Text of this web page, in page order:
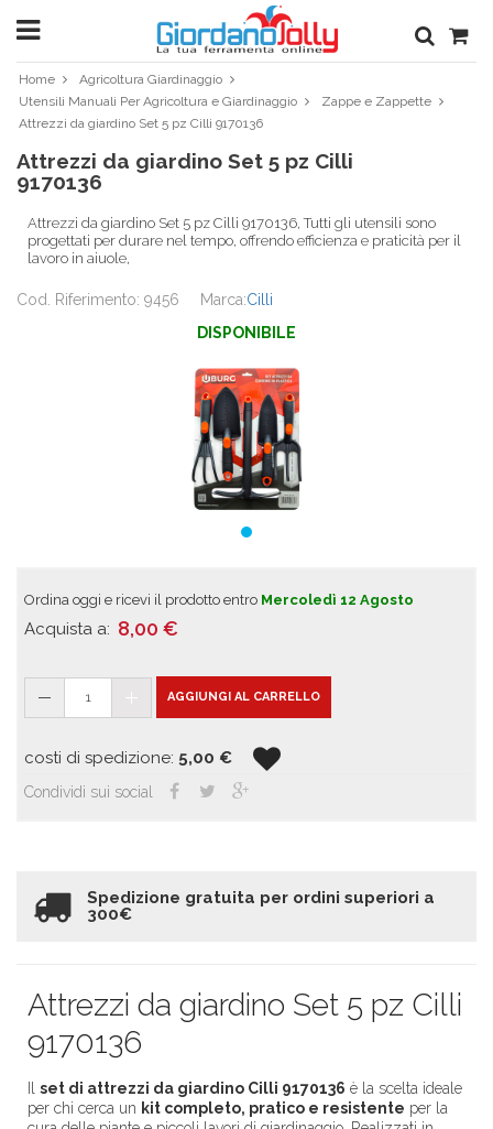
Home
Agricoltura Giardinaggio
Utensili Manuali Per Agricoltura e Giardinaggio
Zappe e Zappette
Attrezzi da giardino Set 5 pz Cilli 9170136
Attrezzi da giardino Set 5 pz Cilli
9170136
Attrezzi da giardino Set 5 pz Cilli 9170136, Tutti gli utensili sono
progettati per durare nel tempo, offrendo efficienza e praticità per il
lavoro in aiuole,
Cod. Riferimento: 9456 Marca:Cilli
DISPONIBILE
Ordina oggi e ricevi il prodotto entro Mercoledì 12 Agosto
Acquista a: 8,00 €
1 AGGIUNGI AL CARRELLO
costi di spedizione: 5,00 €
Condividi sui social
Spedizione gratuita per ordini superiori a
300€
Attrezzi da giardino Set 5 pz Cilli
9170136
set di attrezzi da giardino Cilli 9170136 è la scelta ideale
per chi cerca un kit completo, pratico e resistente per la